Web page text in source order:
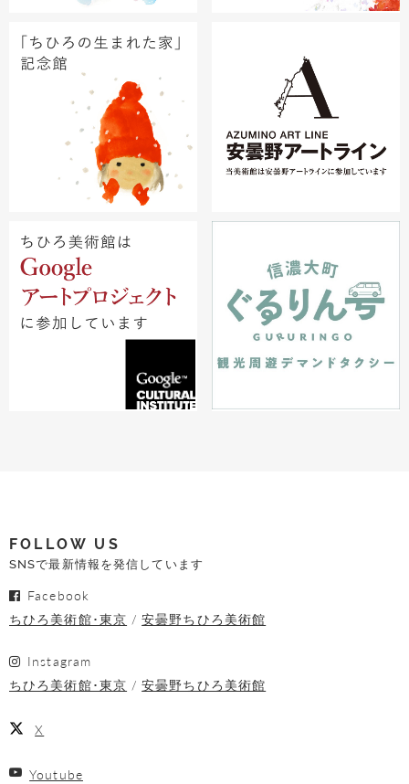
FOLLOW US
SNSで最新情報を発信しています
Facebook
ちひろ美術館･東京
安曇野ちひろ美術館
Instagram
ちひろ美術館･東京
安曇野ちひろ美術館
X
Youtube